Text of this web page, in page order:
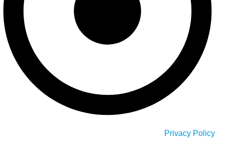
Privacy Policy